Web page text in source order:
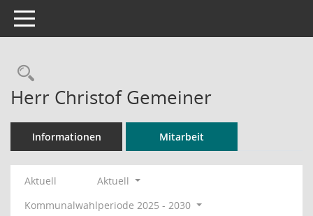
Toggle navigation
Rechercheauswahl
Herr Christof Gemeiner
Informationen Mitarbeit
Aktuell
Aktuell
Kommunalwahlperiode 2025 - 2030